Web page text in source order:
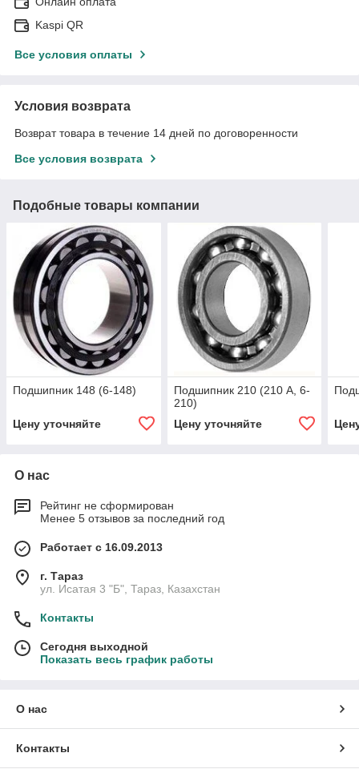
Kaspi QR
Все условия оплаты
Условия возврата
Возврат товара в течение 14 дней по договоренности
Все условия возврата
Подобные товары компании
Подшипник 148 (6-148)
Цену уточняйте
Подшипник 210 (210 А, 6-
210)
Цену уточняйте
О нас
Рейтинг не сформирован
Менее 5 отзывов за последний год
Работает с 16.09.2013
г. Тараз
ул. Исатая 3 "Б", Тараз, Казахстан
Контакты
Сегодня выходной
Показать весь график работы
О нас
Контакты